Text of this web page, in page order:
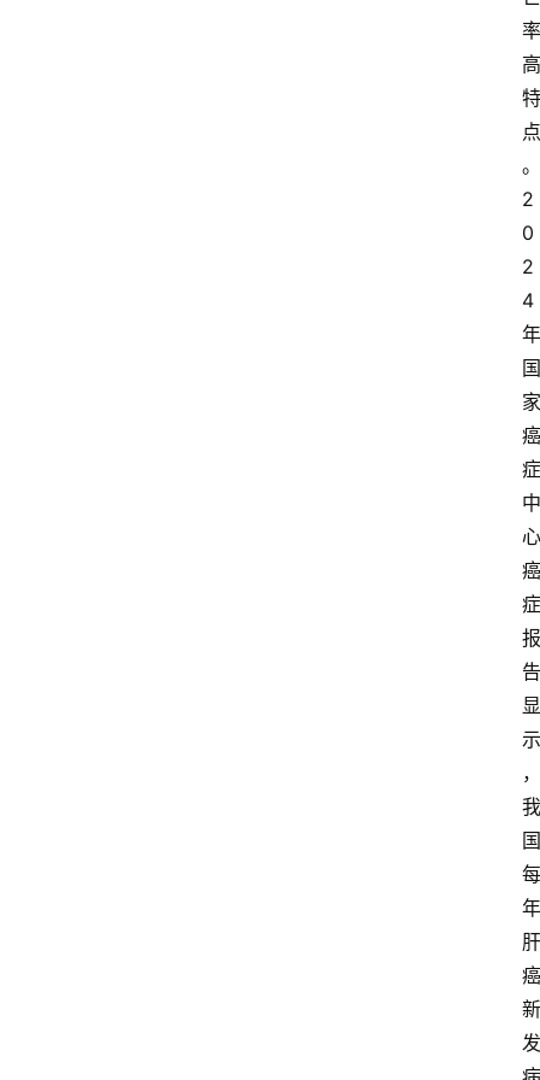
率
高
特
点
。
2
0
2
4
年
国
家
癌
症
中
心
癌
症
报
告
显
示
，
我
国
每
年
肝
癌
新
发